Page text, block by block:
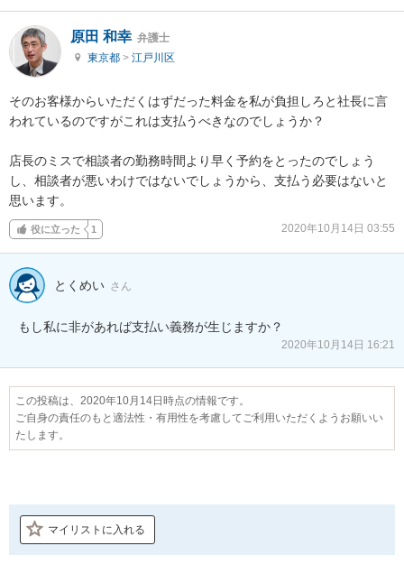
原田 和幸 弁護士
東京都 > 江戸川区
そのお客様からいただくはずだった料金を私が負担しろと社長に言
われているのですがこれは支払うべきなのでしょうか？
店長のミスで相談者の勤務時間より早く予約をとったのでしょう
し、相談者が悪いわけではないでしょうから、支払う必要はないと
思います。
役に立った 1 2020年10月14日 03:55
とくめい さん
もし私に非があれば支払い義務が生じますか？
2020年10月14日 16:21
この投稿は、2020年10月14日時点の情報です。
ご自身の責任のもと適法性・有用性を考慮してご利用いただくようお願いい
たします。
マイリストに入れる